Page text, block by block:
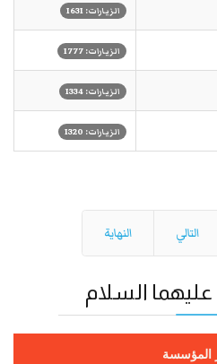
الزيارات: 1631
الزيارات: 1777
الزيارات: 1334
الزيارات: 1320
التالي النهاية
السلام
المؤسسة